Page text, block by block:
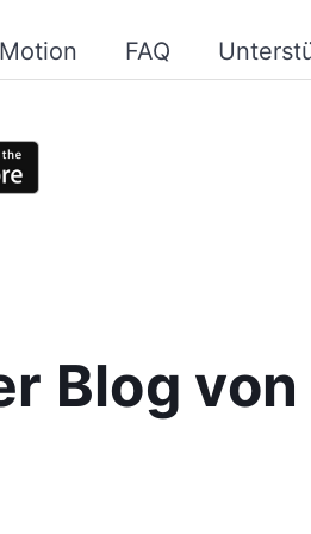
FAQ
Blog